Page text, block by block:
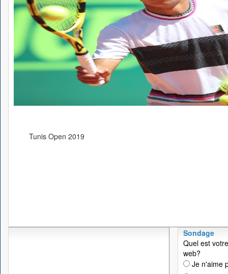
Tunis Open 2019
Sondage
Quel est
web?
Je n'aime